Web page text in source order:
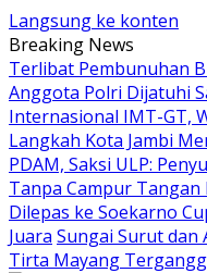
Langsung ke konten
Breaking News
Terlibat Pembunuhan
Anggota Polri Dijatuhi
Internasional IMT-GT,
Langkah Kota Jambi
PDAM, Saksi ULP:
Tanpa Campur Tangan
Dilepas ke Soekarno
Juara Sungai Surut dan
Tirta Mayang